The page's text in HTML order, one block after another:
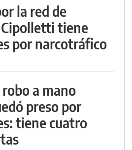
la red de
tiene
por narcotráfico
a mano
preso por
tiene cuatro